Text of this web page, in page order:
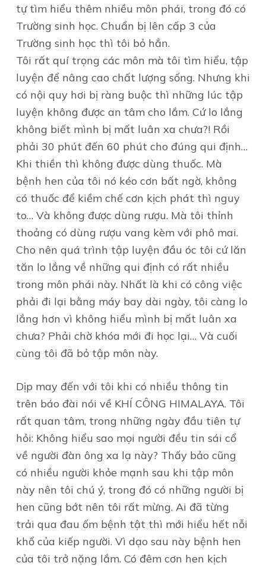
tự tìm hiểu thêm nhiều môn phái, trong đó có
Trường sinh học. Chuẩn bị lên cấp 3 của
Trường sinh học thì tôi bỏ hẳn.
Tôi rất quí trọng các môn mà tôi tìm hiểu, tập
luyện để nâng cao chất lượng sống. Nhưng khi
có nội quy hơi bị ràng buộc thì những lúc tập
luyện không được an tâm cho lắm. Cứ lo lắng
không biết mình bị mất luân xa chưa?! Rồi
phải 30 phút đến 60 phút cho đúng qui định…
Khi thiền thì không được dùng thuốc. Mà
bệnh hen của tôi nó kéo cơn bất ngờ, không
có thuốc để kiềm chế cơn kịch phát thì nguy
to… Và không được dùng rượu. Mà tôi thỉnh
thoảng có dùng rượu vang kèm với phô mai.
Cho nên quá trình tập luyện đầu óc tôi cứ lăn
tăn lo lắng về những qui định có rất nhiều
trong môn phái này. Nhất là khi có công việc
phải đi lại bằng máy bay dài ngày, tôi càng lo
lắng hơn vì không hiểu mình bị mất luân xa
chưa? Phải chờ khóa mới đi học lại… Và cuối
cùng tôi đã bỏ tập môn này.
Dịp may đến với tôi khi có nhiều thông tin
trên báo đài nói về KHÍ CÔNG HIMALAYA. Tôi
rất quan tâm, trong những ngày đầu tiên tự
hỏi: Không hiểu sao mọi người đều tin sái cổ
về người đàn ông xa lạ này? Thấy bảo cũng
có nhiều người khỏe mạnh sau khi tập môn
này nên tôi chú ý, trong đó có những người bị
hen cũng bớt nên tôi rất mừng. Ai đã từng
trải qua đau ốm bệnh tật thì mới hiểu hết nỗi
khổ của kiếp người. Vì dạo sau này bệnh hen
của tôi trở nặng lắm. Có đêm cơn hen kịch